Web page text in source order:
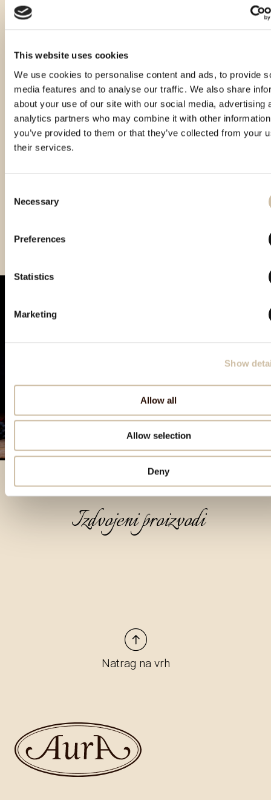
This website uses cookies
We use cookies to personalise content and ads, to provide
media features and to analyse our traffic. We also share
about your use of our site with our social media, advertising
analytics partners who may combine it with other
you’ve provided to them or that they’ve collected from your
their services.
Selection
Necessary
Preferences
Statistics
Marketing
Show
Allow all
Allow selection
Deny
Izdvojeni proizvodi
Natrag na vrh